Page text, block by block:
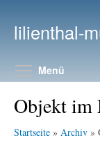
lilienthal-
Menü
Objekt im
Startseite » Archiv »